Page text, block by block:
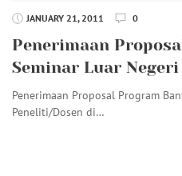
JANUARY 21, 2011 0
Penerimaan
Seminar Luar Negeri
Penerimaan Proposal Program
Peneliti/Dosen di…